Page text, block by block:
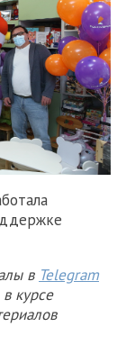
в Telegram
курсе